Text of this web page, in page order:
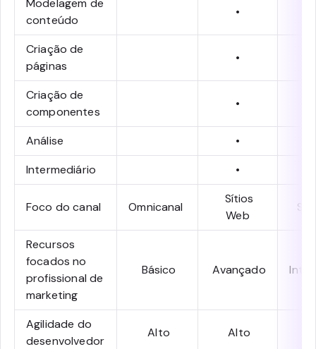
Modelagem de
conteúdo
•
Criação de
páginas
•
Criação de
componentes
•
Análise
•
Intermediário
•
Foco do canal Omnicanal
Sítios
Web
Recursos
focados no
profissional de
marketing
Básico Avançado
Agilidade do
desenvolvedor
Alto Alto